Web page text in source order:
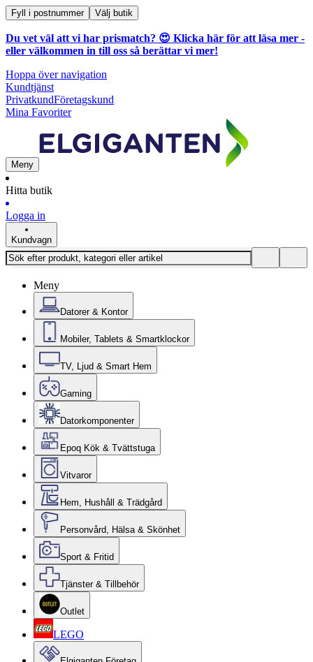
Fyll i postnummer Välj butik
Du vet väl att vi har prismatch? 😍 Klicka här för att läsa mer -
eller välkommen in till oss så berättar vi mer!
Hoppa över navigation
Kundtjänst
PrivatkundFöretagskund
Mina Favoriter
Meny
Hitta butik
Logga in
Kundvagn
Meny
Datorer & Kontor
Mobiler, Tablets & Smartklockor
TV, Ljud & Smart Hem
Gaming
Datorkomponenter
Epoq Kök & Tvättstuga
Vitvaror
Hem, Hushåll & Trädgård
Personvård, Hälsa & Skönhet
Sport & Fritid
Tjänster & Tillbehör
Outlet
LEGO